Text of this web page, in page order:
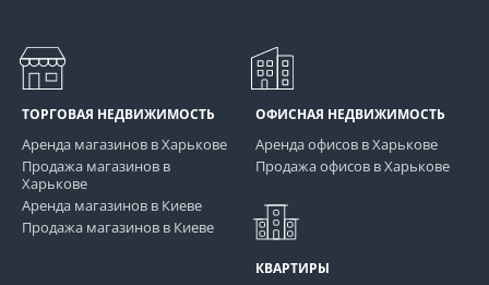
ТОРГОВАЯ НЕДВИЖИМОСТЬ
Аренда магазинов в Харькове
Продажа магазинов в
Харькове
Аренда магазинов в Киеве
Продажа магазинов в Киеве
ОФИСНАЯ НЕДВИЖИМОСТЬ
Аренда офисов в Харькове
Продажа офисов в Харькове
КВАРТИРЫ